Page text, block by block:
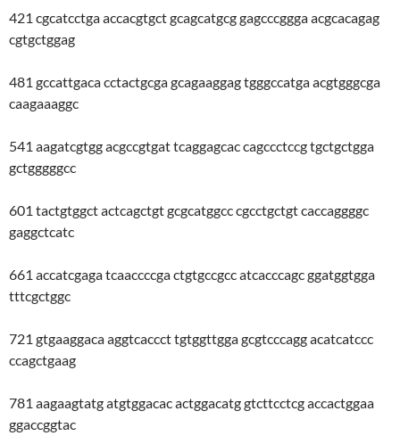
421 cgcatcctga accacgtgct gcagcatgcg gagcccggga acgcacagag
cgtgctggag
481 gccattgaca cctactgcga gcagaaggag tgggccatga acgtgggcga
caagaaaggc
541 aagatcgtgg acgccgtgat tcaggagcac cagccctccg tgctgctgga
gctgggggcc
601 tactgtggct actcagctgt gcgcatggcc cgcctgctgt caccaggggc
gaggctcatc
661 accatcgaga tcaaccccga ctgtgccgcc atcacccagc ggatggtgga
tttcgctggc
721 gtgaaggaca aggtcaccct tgtggttgga gcgtcccagg acatcatccc
ccagctgaag
781 aagaagtatg atgtggacac actggacatg gtcttcctcg accactggaa
ggaccggtac